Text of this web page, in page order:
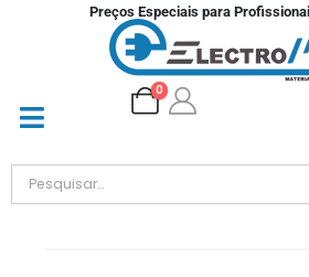
Preços Especiais para
0